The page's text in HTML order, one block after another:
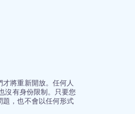
將重新開放。任何人
沒有身份限制。只要您
題，也不會以任何形式